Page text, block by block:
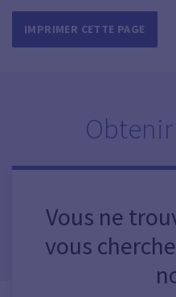
IMPRIMER CETTE PAGE
Vous ne
vous